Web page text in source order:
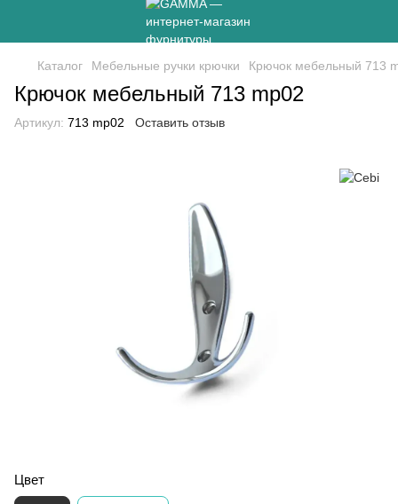
Каталог Мебельные ручки крючки Крючок мебельный 713
Крючок мебельный 713 mp02
Артикул: 713 mp02 Оставить отзыв
Цвет